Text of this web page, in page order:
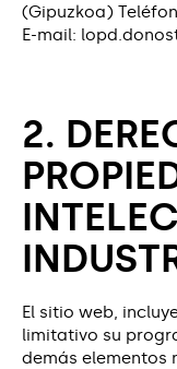
(Gipuzkoa)
E-mail:
2.
El sitio web,
limitativo su
demás elementos